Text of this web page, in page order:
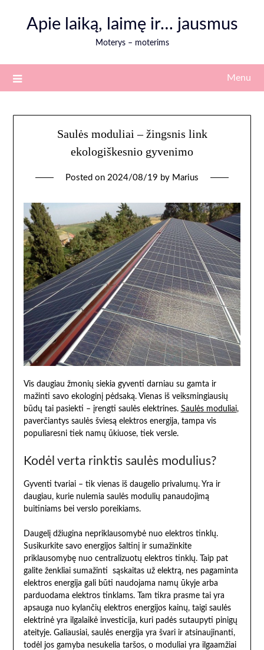
Apie laiką, laimę ir… jausmus
Moterys – moterims
Menu
Saulės moduliai – žingsnis link
ekologiškesnio gyvenimo
Posted on 2024/08/19 by Marius
Vis daugiau žmonių siekia gyventi darniau su gamta ir
mažinti savo ekologinį pėdsaką. Vienas iš veiksmingiausių
būdų tai pasiekti – įrengti saulės elektrines. Saulės moduliai,
paverčiantys saulės šviesą elektros energija, tampa vis
populiaresni tiek namų ūkiuose, tiek versle.
Kodėl verta rinktis saulės modulius?
Gyventi tvariai – tik vienas iš daugelio privalumų. Yra ir
daugiau, kurie nulemia saulės modulių panaudojimą
buitiniams bei verslo poreikiams.
Daugelį džiugina nepriklausomybė nuo elektros tinklų.
Susikurkite savo energijos šaltinį ir sumažinkite
priklausomybę nuo centralizuotų elektros tinklų. Taip pat
galite ženkliai sumažinti sąskaitas už elektrą, nes pagaminta
elektros energija gali būti naudojama namų ūkyje arba
parduodama elektros tinklams. Tam tikra prasme tai yra
apsauga nuo kylančių elektros energijos kainų, taigi saulės
elektrinė yra ilgalaikė investicija, kuri padės sutaupyti pinigų
ateityje. Galiausiai, saulės energija yra švari ir atsinaujinanti,
todėl jos gamyba nesukelia taršos, o moduliai yra ilgaamžiai